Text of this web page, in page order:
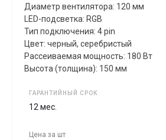
Диаметр вентилятора: 120 мм
LED-подсветка: RGB
Тип подключения: 4 pin
Цвет: черный, серебристый
Рассеиваемая мощность: 180 Вт
Высота (толщина): 150 мм
ГАРАНТИЙНЫЙ СРОК
12 мес.
Цена за шт